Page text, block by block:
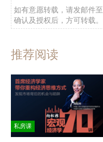
如有意愿转载，请发邮件至
确认及授权后，方可转载。
推荐阅读
私房课